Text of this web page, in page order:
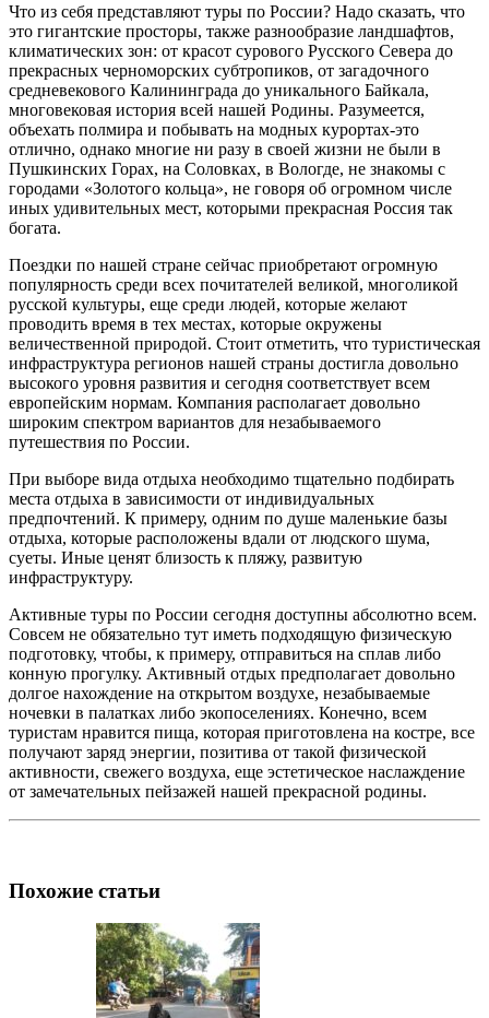
Что из себя представляют туры по России? Надо сказать, что
это гигантские просторы, также разнообразие ландшафтов,
климатических зон: от красот сурового Русского Севера до
прекрасных черноморских субтропиков, от загадочного
средневекового Калининграда до уникального Байкала,
многовековая история всей нашей Родины. Разумеется,
объехать полмира и побывать на модных курортах-это
отлично, однако многие ни разу в своей жизни не были в
Пушкинских Горах, на Соловках, в Вологде, не знакомы с
городами «Золотого кольца», не говоря об огромном числе
иных удивительных мест, которыми прекрасная Россия так
богата.
Поездки по нашей стране сейчас приобретают огромную
популярность среди всех почитателей великой, многоликой
русской культуры, еще среди людей, которые желают
проводить время в тех местах, которые окружены
величественной природой. Стоит отметить, что туристическая
инфраструктура регионов нашей страны достигла довольно
высокого уровня развития и сегодня соответствует всем
европейским нормам. Компания располагает довольно
широким спектром вариантов для незабываемого
путешествия по России.
При выборе вида отдыха необходимо тщательно подбирать
места отдыха в зависимости от индивидуальных
предпочтений. К примеру, одним по душе маленькие базы
отдыха, которые расположены вдали от людского шума,
суеты. Иные ценят близость к пляжу, развитую
инфраструктуру.
Активные туры по России сегодня доступны абсолютно всем.
Совсем не обязательно тут иметь подходящую физическую
подготовку, чтобы, к примеру, отправиться на сплав либо
конную прогулку. Активный отдых предполагает довольно
долгое нахождение на открытом воздухе, незабываемые
ночевки в палатках либо экопоселениях. Конечно, всем
туристам нравится пища, которая приготовлена на костре, все
получают заряд энергии, позитива от такой физической
активности, свежего воздуха, еще эстетическое наслаждение
от замечательных пейзажей нашей прекрасной родины.
Похожие статьи